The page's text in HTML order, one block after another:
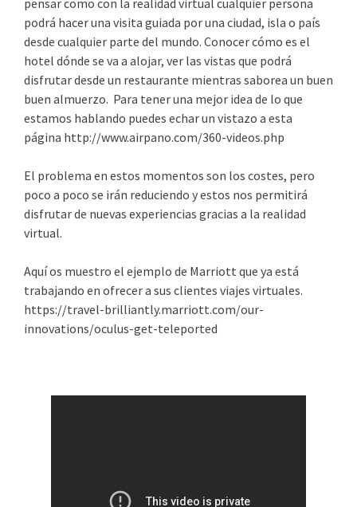
pensar como con la realidad virtual cualquier persona
podrá hacer una visita guiada por una ciudad, isla o país
desde cualquier parte del mundo. Conocer cómo es el
hotel dónde se va a alojar, ver las vistas que podrá
disfrutar desde un restaurante mientras saborea un buen
buen almuerzo. Para tener una mejor idea de lo que
estamos hablando puedes echar un vistazo a esta
página http://www.airpano.com/360-videos.php
El problema en estos momentos son los costes, pero
poco a poco se irán reduciendo y estos nos permitirá
disfrutar de nuevas experiencias gracias a la realidad
virtual.
Aquí os muestro el ejemplo de Marriott que ya está
trabajando en ofrecer a sus clientes viajes virtuales.
https://travel-brilliantly.marriott.com/our-
innovations/oculus-get-teleported